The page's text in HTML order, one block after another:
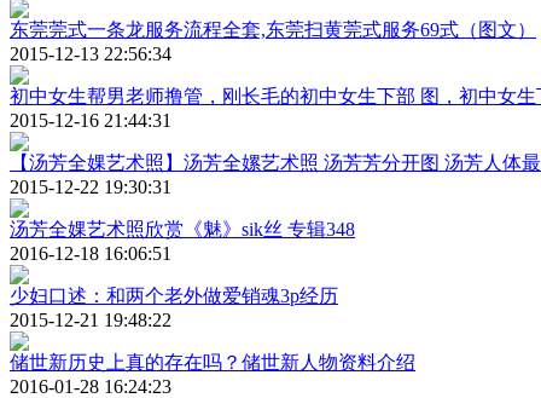
东莞莞式一条龙服务流程全套,东莞扫黄莞式服务69式（图文）
2015-12-13 22:56:34
初中女生帮男老师撸管，刚长毛的初中女生下部 图，初中女生
2015-12-16 21:44:31
【汤芳全婐艺术照】汤芳全嫘艺术照 汤芳芳分开图 汤芳人体最
2015-12-22 19:30:31
汤芳全婐艺术照欣赏《魅》sik丝 专辑348
2016-12-18 16:06:51
少妇口述：和两个老外做爱销魂3p经历
2015-12-21 19:48:22
储世新历史上真的存在吗？储世新人物资料介绍
2016-01-28 16:24:23